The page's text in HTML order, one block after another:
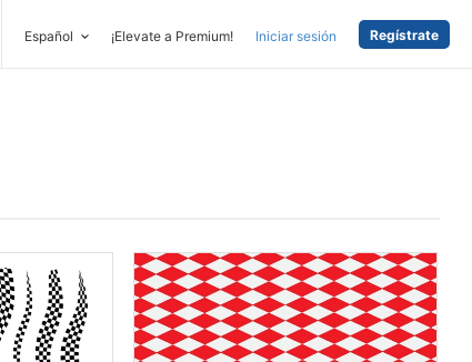
Español ¡Elevate a Premium! Iniciar sesión Regístrate